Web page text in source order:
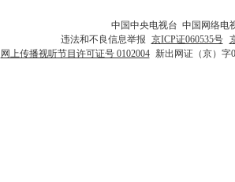
中国中央电视台 中国网络电
违法和不良信息举报 京ICP证060535号
网上传播视听节目许可证号 0102004 新出网证（京）